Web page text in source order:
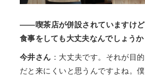
――喫茶店が併設されていますけど
食事をしても大丈夫なんでしょうか
今井さん ：大丈夫です。それが目
だと来にくいと思うんですよね。